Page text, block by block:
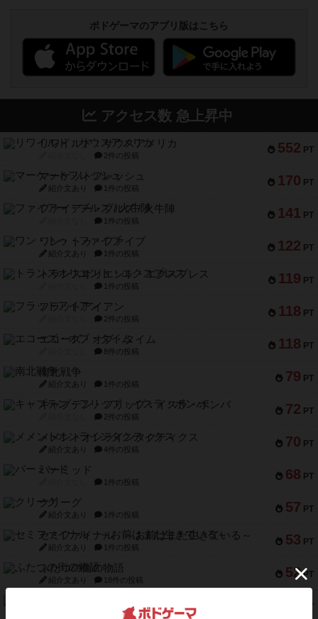
ボドゲーマのアプリ版はこちら
アクセス数 急上昇中
552 PT
リワイルド：サウスアメリカ
2件の投稿
170 PT
マーケットフレッシュ
紹介文あり 1件の投稿
141 PT
ファイアー・ブルズ / 火牛陣
1件の投稿
122 PT
ワン・トゥ・ファイブ
紹介文あり 1件の投稿
119 PT
トランスオリエント・エクスプレス
1件の投稿
118 PT
フラットアイアン
2件の投稿
118 PT
エコーズ・オブ・タイム
8件の投稿
79 PT
南北戦争
紹介文あり 1件の投稿
72 PT
キャプテン・フリップ：イスラ・ボンバ
2件の投稿
70 PT
メメントオンラインタクティクス
紹介文あり 4件の投稿
68 PT
パーミッド
1件の投稿
57 PT
クリーグ
紹介文あり 1件の投稿
53 PT
セミファイナル ～お前はまだ生きている～
紹介文あり 1件の投稿
52 PT
ふたつの街の物語
紹介文あり 18件の投稿
PT
4件の投稿